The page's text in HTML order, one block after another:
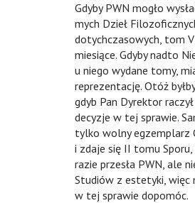
Gdyby PWN mogło
mych Dzieł
dotychczasowych, tom
miesiące. Gdyby nadto
u niego wydane tomy,
reprezentację. Otóż
gdyb Pan Dyrektor
decyzje w tej sprawie.
tylko wolny egzemplarz
i zdaje się II tomu
razie przesła PWN, ale
Studiów z estetyki, więc
w tej sprawie dopomóc.